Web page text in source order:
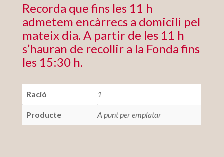
Recorda que fins les 11 h
admetem encàrrecs a domicili pel
mateix dia. A partir de les 11 h
s’hauran de recollir a la Fonda fins
les 15:30 h.
Ració 1
Producte A punt per emplatar